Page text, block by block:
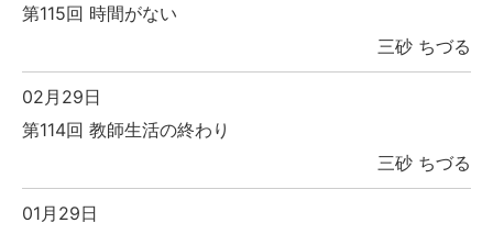
第115回 時間がない
三砂 ちづる
02月29日
第114回 教師生活の終わり
三砂 ちづる
01月29日